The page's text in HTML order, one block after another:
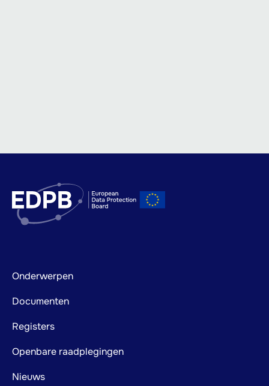
Footer
mainnavigation
Onderwerpen
Documenten
Registers
Openbare raadplegingen
Nieuws